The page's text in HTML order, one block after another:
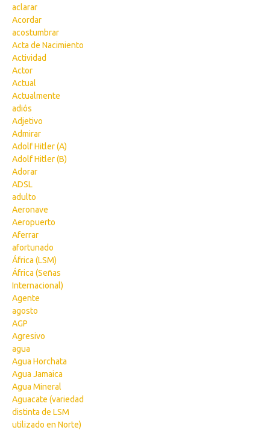
aclarar
Acordar
acostumbrar
Acta de Nacimiento
Actividad
Actor
Actual
Actualmente
adiós
Adjetivo
Admirar
Adolf Hitler (A)
Adolf Hitler (B)
Adorar
ADSL
adulto
Aeronave
Aeropuerto
Aferrar
afortunado
África (LSM)
África (Señas
Internacional)
Agente
agosto
AGP
Agresivo
agua
Agua Horchata
Agua Jamaica
Agua Mineral
Aguacate (variedad
distinta de LSM
utilizado en Norte)